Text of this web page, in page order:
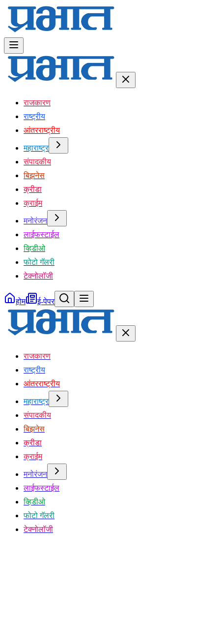
राजकारण
राष्ट्रीय
आंतरराष्ट्रीय
महाराष्ट्र
संपादकीय
बिझनेस
क्रीडा
क्राईम
मनोरंजन
लाईफस्टाईल
व्हिडीओ
फोटो गॅलरी
टेक्नोलॉजी
होम ई-पेपर
राजकारण
राष्ट्रीय
आंतरराष्ट्रीय
महाराष्ट्र
संपादकीय
बिझनेस
क्रीडा
क्राईम
मनोरंजन
लाईफस्टाईल
व्हिडीओ
फोटो गॅलरी
टेक्नोलॉजी